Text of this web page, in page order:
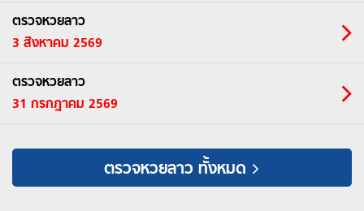
ตรวจหวยลาว
3 สิงหาคม 2569
ตรวจหวยลาว
31 กรกฎาคม 2569
ตรวจหวยลาว ทั้งหมด